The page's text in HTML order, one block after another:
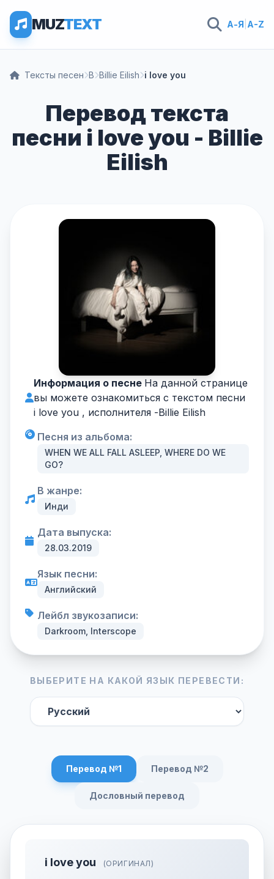
MUZTEXT А-Я A-Z
Тексты песен B Billie Eilish i love you
Перевод текста
песни i love you - Billie
Eilish
Информация о песне На данной странице
вы можете ознакомиться с текстом песни
i love you , исполнителя -Billie Eilish
Песня из альбома:
WHEN WE ALL FALL ASLEEP, WHERE DO WE
GO?
В жанре:
Инди
Дата выпуска:
28.03.2019
Язык песни:
Английский
Лейбл звукозаписи:
Darkroom, Interscope
ВЫБЕРИТЕ НА КАКОЙ ЯЗЫК ПЕРЕВЕСТИ:
Перевод №1 Перевод №2
Дословный перевод
i love you (ОРИГИНАЛ)